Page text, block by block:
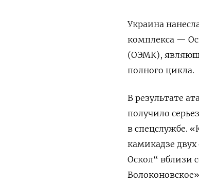
Украина
комплекса —
(ОЭМК),
полного цикла.
В результате
получило
в спецслужбе.
камикадзе
Оскол“ вблизи